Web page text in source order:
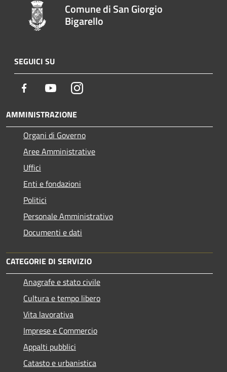
Comune di San Giorgio
Bigarello
SEGUICI SU
Facebook YoutubeInstagram
AMMINISTRAZIONE
Organi di Governo
Aree Amministrative
Uffici
Enti e fondazioni
Politici
Personale Amministrativo
Documenti e dati
CATEGORIE DI SERVIZIO
Anagrafe e stato civile
Cultura e tempo libero
Vita lavorativa
Imprese e Commercio
Appalti pubblici
Catasto e urbanistica